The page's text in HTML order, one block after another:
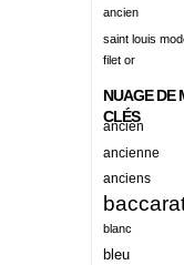
amazing
america
amiante
ancien
ancienes
ancienne
anciennes
ancien
saint louis
filet or
NUAGE DE
CLÉS
ancien
ancienne
anciens
blanc
bleu